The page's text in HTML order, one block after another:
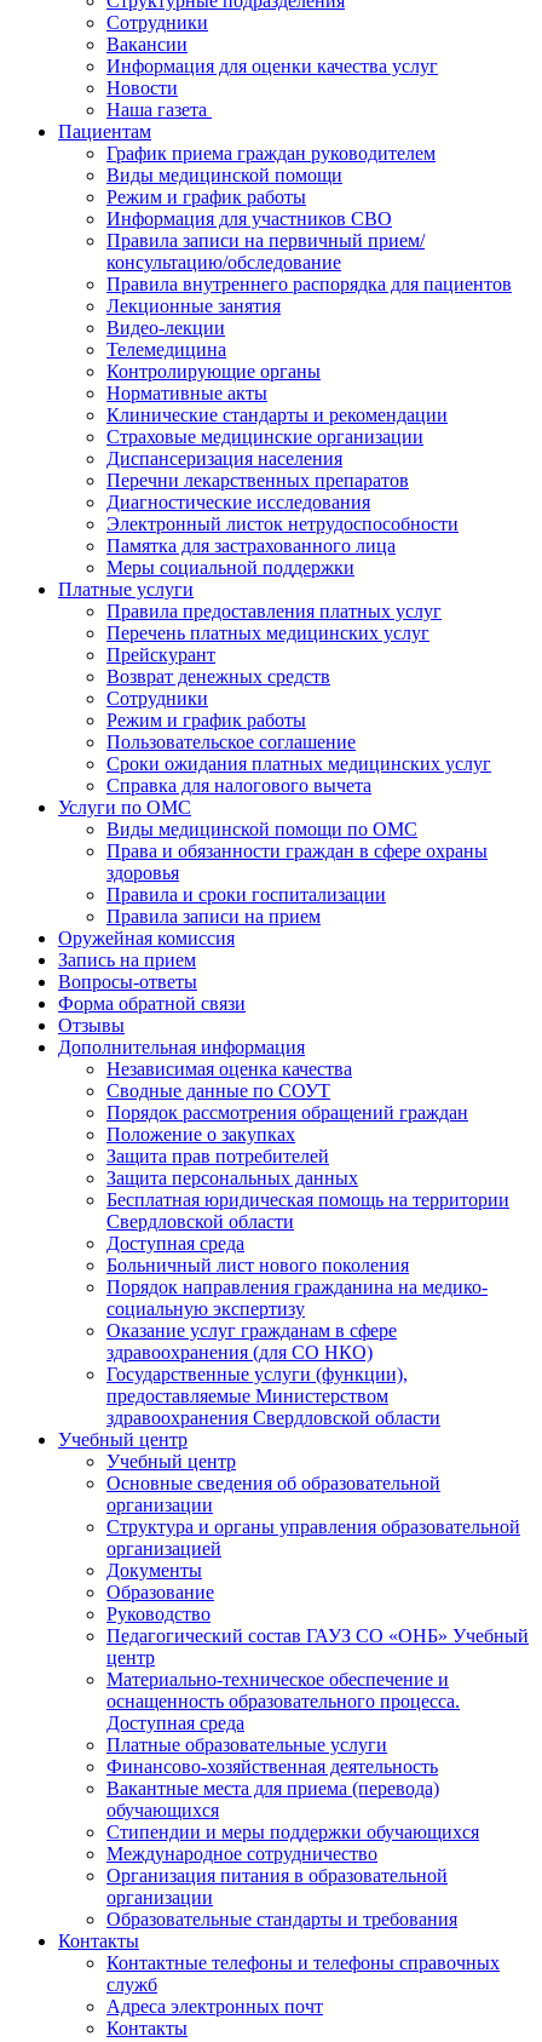
Сотрудники
Вакансии
Информация для оценки качества услуг
Новости
​​Наша газета
Пациентам
График приема граждан руководителем
Виды медицинской помощи
Режим и график работы
Информация для участников СВО
Правила записи на первичный прием/
консультацию/обследование
Правила внутреннего распорядка для пациентов
Лекционные занятия
Видео-лекции
Телемедицина
Контролирующие органы
Нормативные акты
Клинические стандарты и рекомендации
Страховые медицинские организации
Диспансеризация населения
Перечни лекарственных препаратов
Диагностические исследования
Электронный листок нетрудоспособности
Памятка для застрахованного лица
Меры социальной поддержки
Платные услуги
Правила предоставления платных услуг
Перечень платных медицинских услуг
Прейскурант
Возврат денежных средств
Сотрудники
Режим и график работы
Пользовательское соглашение
Сроки ожидания платных медицинских услуг
Справка для налогового вычета
Услуги по ОМС
Виды медицинской помощи по ОМС
Права и обязанности граждан в сфере охраны
здоровья
Правила и сроки госпитализации
Правила записи на прием
Оружейная комиссия
Запись на прием
Вопросы-ответы
Форма обратной связи
Отзывы
Дополнительная информация
Независимая оценка качества
Сводные данные по СОУТ
Порядок рассмотрения обращений граждан
Положение о закупках
Защита прав потребителей
Защита персональных данных
Бесплатная юридическая помощь на территории
Свердловской области
Доступная среда
Больничный лист нового поколения
Порядок направления гражданина на медико-
социальную экспертизу
Оказание услуг гражданам в сфере
здравоохранения (для СО НКО)
Государственные услуги (функции),
предоставляемые Министерством
здравоохранения Свердловской области
Учебный центр
Учебный центр
Основные сведения об образовательной
организации
Структура и органы управления образовательной
организацией
Документы
Образование
Руководство
Педагогический состав ГАУЗ СО «ОНБ» Учебный
центр
Материально-техническое обеспечение и
оснащенность образовательного процесса.
Доступная среда
Платные образовательные услуги
Финансово-хозяйственная деятельность
Вакантные места для приема (перевода)
обучающихся
Стипендии и меры поддержки обучающихся
Международное сотрудничество
Организация питания в образовательной
организации
Образовательные стандарты и требования
Контакты
Контактные телефоны и телефоны справочных
служб
Адреса электронных почт
Контакты